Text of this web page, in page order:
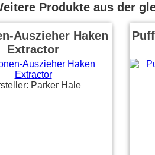
Produkte aus der
Auszieher Haken
Extractor
Parker Hale